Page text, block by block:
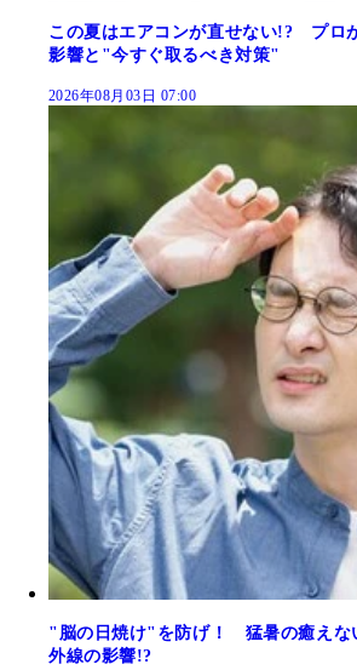
この夏はエアコンが直せない!? プロ
影響と"今すぐ取るべき対策"
2026年08月03日 07:00
"脳の日焼け"を防げ！ 猛暑の癒えな
外線の影響!?